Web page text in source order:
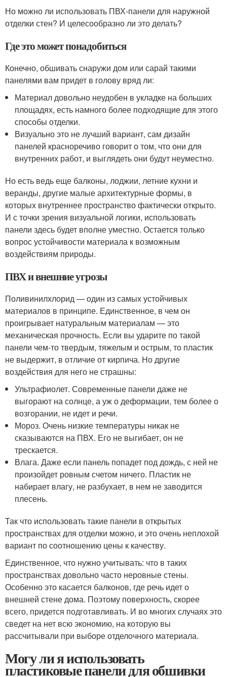
Но можно ли использовать ПВХ-панели для наружной
отделки стен? И целесообразно ли это делать?
Где это может понадобиться
Конечно, обшивать снаружи дом или сарай такими
панелями вам придет в голову вряд ли:
Материал довольно неудобен в укладке на больших
площадях, есть намного более подходящие для этого
способы отделки.
Визуально это не лучший вариант, сам дизайн
панелей красноречиво говорит о том, что они для
внутренних работ, и выглядеть они будут неуместно.
Но есть ведь еще балконы, лоджии, летние кухни и
веранды, другие малые архитектурные формы, в
которых внутреннее пространство фактически открыто.
И с точки зрения визуальной логики, использовать
панели здесь будет вполне уместно. Остается только
вопрос устойчивости материала к возможным
воздействиям природы.
ПВХ и внешние угрозы
Поливинилхлорид — один из самых устойчивых
материалов в принципе. Единственное, в чем он
проигрывает натуральным материалам — это
механическая прочность. Если вы ударите по такой
панели чем-то твердым, тяжелым и острым, то пластик
не выдержит, в отличие от кирпича. Но другие
воздействия для него не страшны:
Ультрафиолет. Современные панели даже не
выгорают на солнце, а уж о деформации, тем более о
возгорании, не идет и речи.
Мороз. Очень низкие температуры никак не
сказываются на ПВХ. Его не выгибает, он не
трескается.
Влага. Даже если панель попадет под дождь, с ней не
произойдет ровным счетом ничего. Пластик не
набирает влагу, не разбухает, в нем не заводится
плесень.
Так что использовать такие панели в открытых
пространствах для отделки можно, и это очень неплохой
вариант по соотношению цены к качеству.
Единственное, что нужно учитывать: что в таких
пространствах довольно часто неровные стены.
Особенно это касается балконов, где речь идет о
внешней стене дома. Поэтому поверхность, скорее
всего, придется подготавливать. И во многих случаях это
сведет на нет всю экономию, на которую вы
рассчитывали при выборе отделочного материала.
Могу ли я использовать
пластиковые панели для обшивки